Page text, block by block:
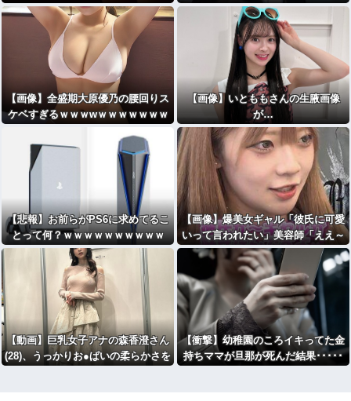
でください」ｗｗｗｗｗｗｗｗｗｗ
【画像】全盛期大原優乃の腰回りス
ケベすぎるｗｗｗwｗｗｗｗｗｗｗ
【画像】いとももさんの生腋画像
が…
【悲報】お前らがPS6に求めてるこ
とって何？ｗｗｗｗｗｗｗｗｗｗ
【画像】爆美女ギャル「彼氏に可愛
いって言われたい」美容師「ええ～
彼氏さん厳しい～」
【動画】巨乳女子アナの森香澄さん
(28)、うっかりお●ぱいの柔らかさを
【衝撃】幼稚園のころイキってた金
持ちママが旦那が死んだ結果･････